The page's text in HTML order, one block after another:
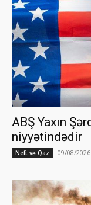
ABŞ Yaxın
niyyətindədir
Neft və Qaz 09/08/2026